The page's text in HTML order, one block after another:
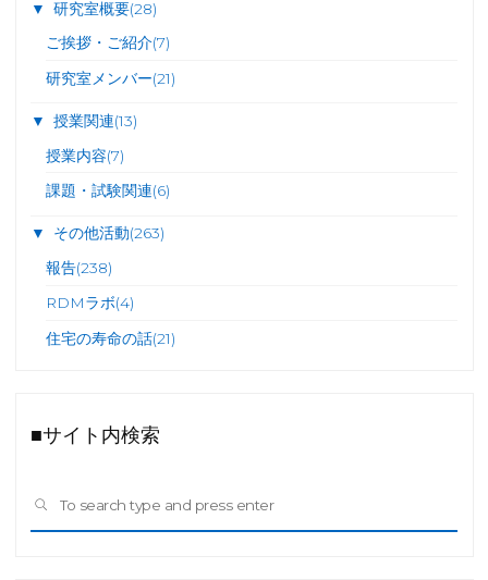
▼ 研究室概要(28)
ご挨拶・ご紹介(7)
研究室メンバー(21)
▼ 授業関連(13)
授業内容(7)
課題・試験関連(6)
▼ その他活動(263)
報告(238)
RDMラボ(4)
住宅の寿命の話(21)
■サイト内検索
SEARCH